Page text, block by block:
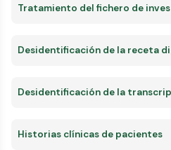
Tratamiento del fichero de
Desidentificación de la receta
Desidentificación de la
Historias clínicas de pacientes